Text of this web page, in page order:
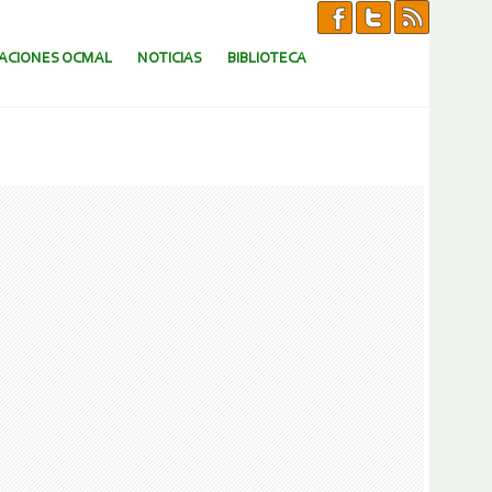
OCMAL NOTICIAS BIBLIOTECA